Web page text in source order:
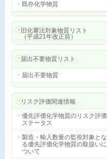
既存化学物質
旧化審法対象物質リスト
（平成21年改正前）
届出不要物質リスト
届出不要物質
リスク評価関連情報
優先評価化学物質のリスク評価
ステータス
製造・輸入数量の監視対象とな
る優先評価化学物質の取扱いに
ついて